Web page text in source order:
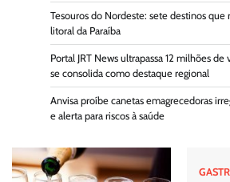
Tesouros do Nordeste: sete destinos
litoral da Paraíba
Portal JRT News ultrapassa 12 milhões
se consolida como destaque regional
Anvisa proíbe canetas emagrecedoras
e alerta para riscos à saúde